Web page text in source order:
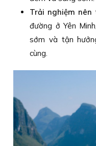
Trải nghiệm nên
đường ở Yên
sớm và tận
cùng.